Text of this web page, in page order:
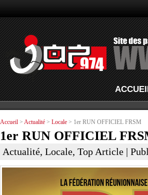
Accueil > Actualité > Locale > 1er RUN OFFICIEL FRSM
1er RUN OFFICIEL
Actualité, Locale, Top Article|